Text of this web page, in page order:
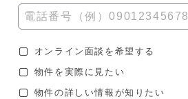
電話番号（例）09012345678
オンライン面談を希望する
物件を実際に見たい
物件の詳しい情報が知りたい